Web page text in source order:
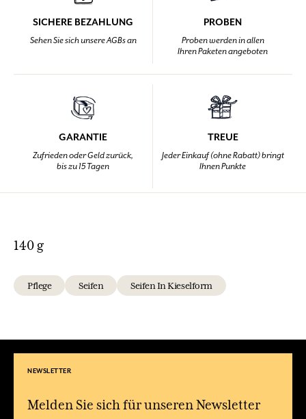
SICHERE BEZAHLUNG
Sehen Sie sich unsere AGBs an
PROBEN
Proben werden in allen
Ihren Paketen angeboten
GARANTIE
Zufrieden oder Geld zurück,
bis zu 15 Tagen
TREUE
Jeder Einkauf (ohne Rabatt) bringt
Ihnen Punkte
140 g
Pflege Seifen Seifen In Kieselform
NEWSLETTER
Melden Sie sich für unseren Newsletter